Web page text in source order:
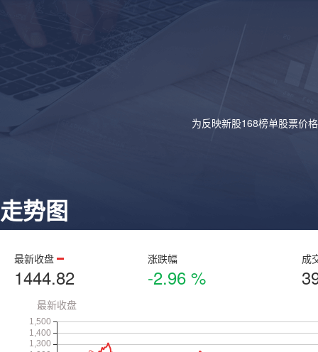
为反映新股168榜单股票价
走势图
最新收盘
1444.82
涨跌幅
-2.96 %
成